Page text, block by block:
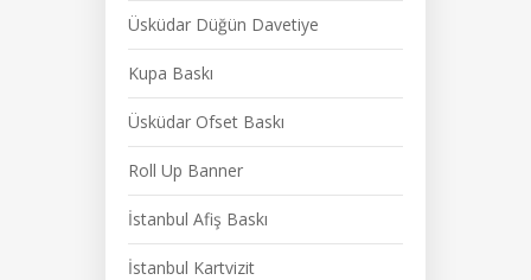
Üsküdar Düğün Davetiye
Kupa Baskı
Üsküdar Ofset Baskı
Roll Up Banner
İstanbul Afiş Baskı
İstanbul Kartvizit